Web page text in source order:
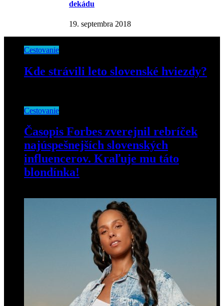
dekádu
19. septembra 2018
Cestovanie
Kde strávili leto slovenské hviezdy?
Cestovanie
Časopis Forbes zverejnil rebríček
najúspešnejších slovenských
influencerov. Kraľuje mu táto
blondínka!